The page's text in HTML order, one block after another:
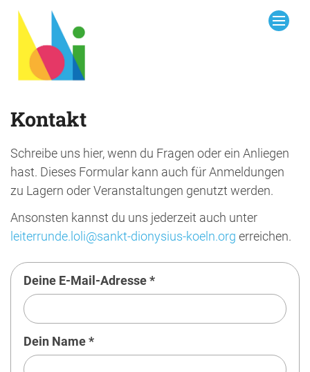
Zum Inhalt springen
Kontakt
Schreibe uns hier, wenn du Fragen oder ein Anliegen
hast. Dieses Formular kann auch für Anmeldungen
zu Lagern oder Veranstaltungen genutzt werden.
Ansonsten kannst du uns jederzeit auch unter
leiterrunde.loli@sankt-dionysius-koeln.org erreichen.
Deine E-Mail-Adresse *
Dein Name *